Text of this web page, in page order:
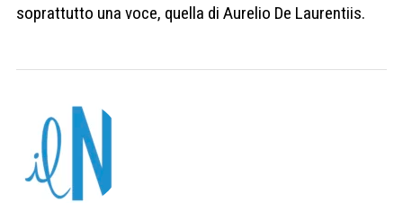
soprattutto una voce, quella di Aurelio De Laurentiis.